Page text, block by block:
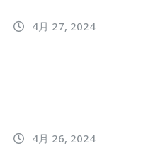
4月 27, 2024
4月 26, 2024